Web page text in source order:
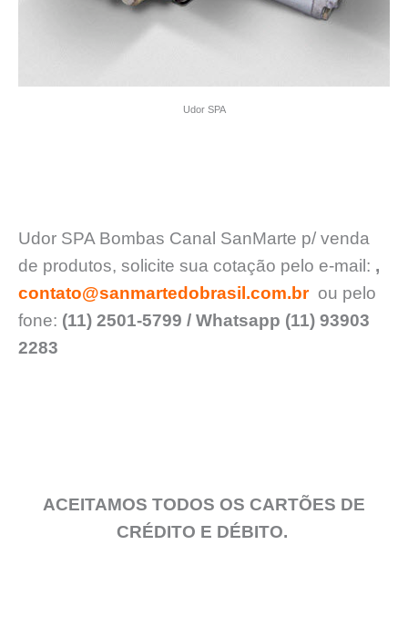
Udor SPA
Udor SPA Bombas Canal SanMarte p/ venda
de produtos, solicite sua cotação pelo e-mail: ,
contato@sanmartedobrasil.com.brou pelo
fone: (11) 2501-5799 / Whatsapp (11) 93903
2283
ACEITAMOS TODOS OS CARTÕES DE
CRÉDITO E DÉBITO.